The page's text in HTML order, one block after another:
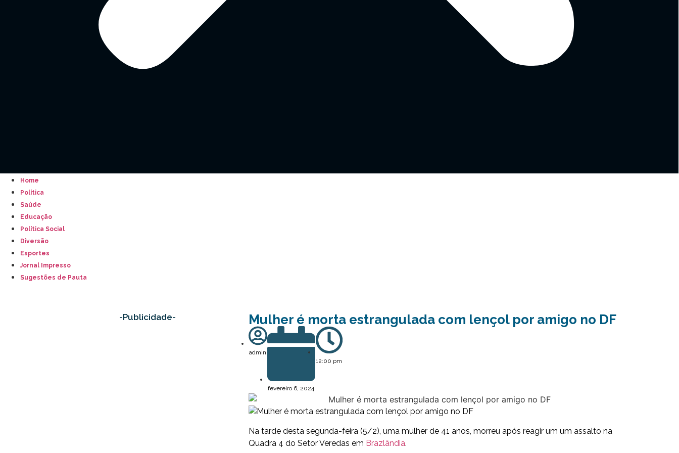
Home
Política
Saúde
Educação
Política Social
Diversão
Esportes
Jornal Impresso
Sugestões de Pauta
-Publicidade- Mulher é morta estrangulada com lençol por amigo no DF
admin
fevereiro 6, 2024
12:00 pm
Na tarde desta segunda-feira (5/2), uma mulher de 41 anos, morreu após reagir um um assalto na
Quadra 4 do Setor Veredas em Brazlândia.